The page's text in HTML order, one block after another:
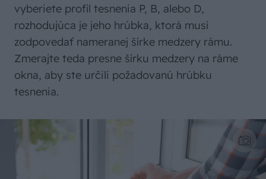
vyberiete profil tesnenia P, B, alebo D,
rozhodujúca je jeho hrúbka, ktorá musí
zodpovedať nameranej šírke medzery rámu.
Zmerajte teda presne šírku medzery na ráme
okna, aby ste určili požadovanú hrúbku
tesnenia.